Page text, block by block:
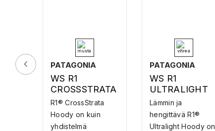
PATAGONIA
WS R1
CROSSSTRATA
HOODY –
FLEECE
R1® CrossStrata
Hoody on kuin
yhdistelmä
PATAGONIA
WS R1
ULTRALIGHT
HOODY –
FLEECE
Lämmin ja
hengittävä R1®
Ultralight Hoody on